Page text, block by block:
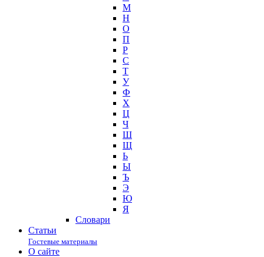
М
Н
О
П
Р
С
Т
У
Ф
Х
Ц
Ч
Ш
Щ
Ь
Ы
Ъ
Э
Ю
Я
Cловари
Статьи
Гостевые материалы
О сайте